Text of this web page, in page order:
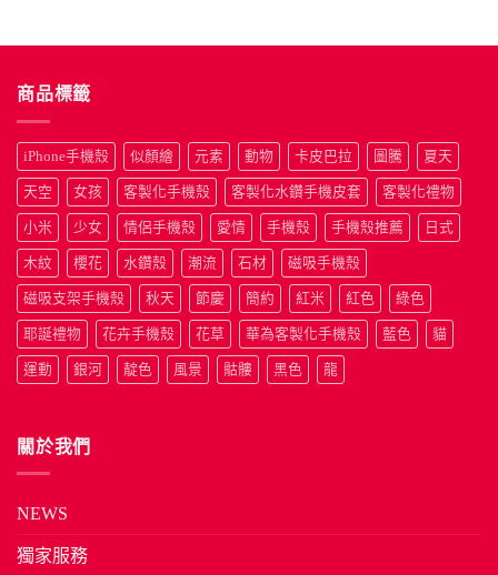
商品標籤
iPhone手機殼 似顏繪 元素 動物 卡皮巴拉 圖騰 夏天
天空 女孩 客製化手機殼 客製化水鑽手機皮套 客製化禮物
小米 少女 情侶手機殼 愛情 手機殼 手機殼推薦 日式
木紋 櫻花 水鑽殼 潮流 石材 磁吸手機殼
磁吸支架手機殼 秋天 節慶 簡約 紅米 紅色 綠色
耶誕禮物 花卉手機殼 花草 華為客製化手機殼 藍色 貓
運動 銀河 靛色 風景 骷髏 黑色 龍
關於我們
NEWS
獨家服務